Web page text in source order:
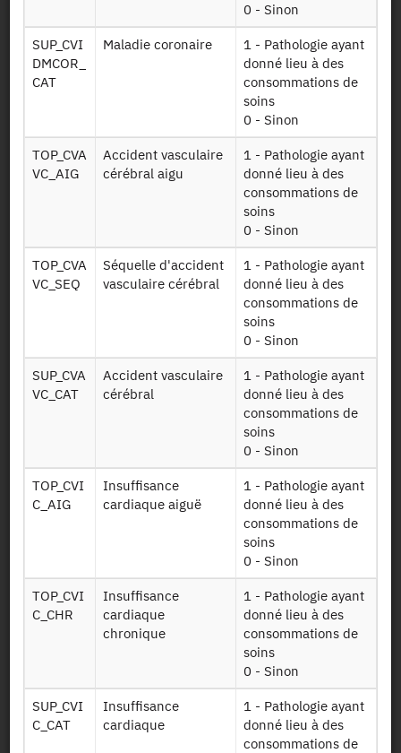
Autorisation :Comité du Secret Statistique
Mise à disposition :29/10/2020
Dessin de fichier
Télécharger
Infoben
caractéristiques
générales du
bénéficiaire
Données sur les
de longue durée)
Données sur les
pathologies ayant
donné lieu à des
Données sur les
autres dépenses
de soins de ville
(cures, transport)
Données sur les
dispositifs
0 - Sinon
SUP_CVI
DMCOR_
CAT
Maladie coronaire
1 - Pathologie ayant
donné lieu à des
consommations de
soins
0 - Sinon
TOP_CVA
VC_AIG
Accident vasculaire
cérébral aigu
1 - Pathologie ayant
donné lieu à des
consommations de
soins
0 - Sinon
TOP_CVA
VC_SEQ
Séquelle d'accident
vasculaire cérébral
1 - Pathologie ayant
donné lieu à des
consommations de
soins
0 - Sinon
SUP_CVA
VC_CAT
Accident vasculaire
cérébral
1 - Pathologie ayant
donné lieu à des
consommations de
soins
0 - Sinon
TOP_CVI
C_AIG
Insuffisance
cardiaque aiguë
1 - Pathologie ayant
donné lieu à des
consommations de
soins
0 - Sinon
TOP_CVI
C_CHR
Insuffisance
cardiaque
chronique
1 - Pathologie ayant
donné lieu à des
consommations de
soins
0 - Sinon
SUP_CVI
C_CAT
Insuffisance
cardiaque
1 - Pathologie ayant
donné lieu à des
consommations de